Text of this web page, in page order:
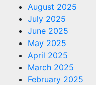
August 2025
July 2025
June 2025
May 2025
April 2025
March 2025
February 2025